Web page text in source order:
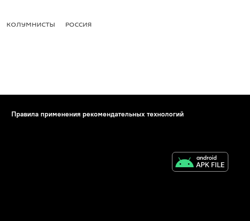
КОЛУМНИСТЫ РОССИЯ
Правила применения рекомендательных технологий